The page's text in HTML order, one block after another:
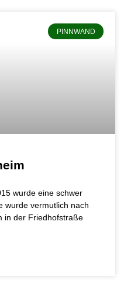
PINNWAND
wurde eine schwer
wurde vermutlich nach
in der Friedhofstraße